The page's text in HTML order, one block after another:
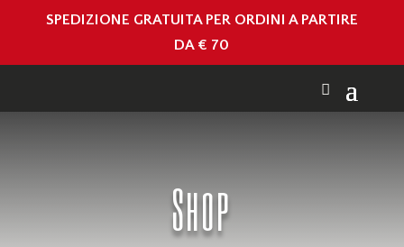
SPEDIZIONE GRATUITA PER ORDINI A PARTIRE
DA € 70
Shop